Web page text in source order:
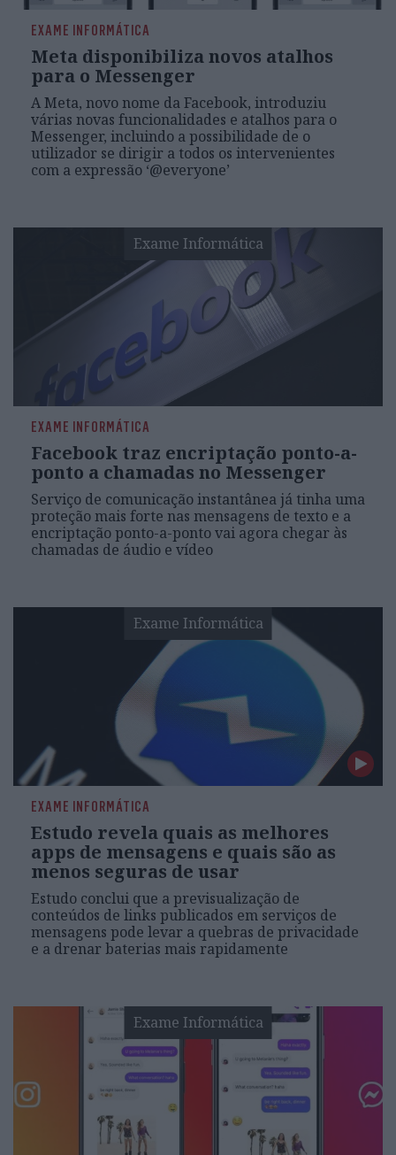
EXAME INFORMÁTICA
Meta disponibiliza novos atalhos
para o Messenger
A Meta, novo nome da Facebook, introduziu
várias novas funcionalidades e atalhos para o
Messenger, incluindo a possibilidade de o
utilizador se dirigir a todos os intervenientes
com a expressão ‘@everyone’
Exame Informática
EXAME INFORMÁTICA
Facebook traz encriptação ponto-a-
ponto a chamadas no Messenger
Serviço de comunicação instantânea já tinha uma
proteção mais forte nas mensagens de texto e a
encriptação ponto-a-ponto vai agora chegar às
chamadas de áudio e vídeo
Exame Informática
EXAME INFORMÁTICA
Estudo revela quais as melhores
apps de mensagens e quais são as
menos seguras de usar
Estudo conclui que a previsualização de
conteúdos de links publicados em serviços de
mensagens pode levar a quebras de privacidade
e a drenar baterias mais rapidamente
Exame Informática